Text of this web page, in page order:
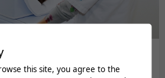
this site, you agree to the